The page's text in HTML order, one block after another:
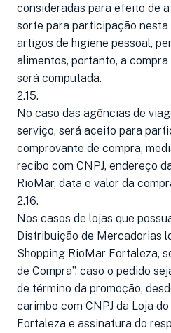
consideradas para efeito de
sorte para participação nesta
artigos de higiene pessoal,
alimentos, portanto, a
será computada.
2.15.
No caso das agências de
serviço, será aceito para
comprovante de compra,
recibo com CNPJ, endereço
RioMar, data e valor da
2.16.
Nos casos de lojas que
Distribuição de Mercadorias
Shopping RioMar Fortaleza,
de Compra”, caso o pedido
de término da promoção,
carimbo com CNPJ da Loja
Fortaleza e assinatura do